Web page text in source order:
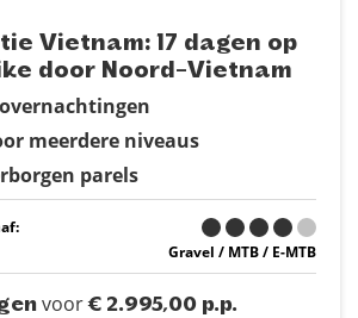
Vietnam: 17 dagen op
door Noord-Vietnam
meerdere niveaus
parels
Gravel / MTB / E-MTB
voor€ 2.995,00 p.p.